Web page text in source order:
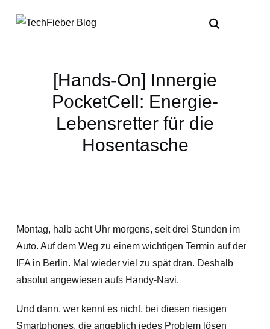
[Hands-On] Innergie
PocketCell: Energie-
Lebensretter für die
Hosentasche
Montag, halb acht Uhr morgens, seit drei Stunden im
Auto. Auf dem Weg zu einem wichtigen Termin auf der
IFA in Berlin. Mal wieder viel zu spät dran. Deshalb
absolut angewiesen aufs Handy-Navi.
Und dann, wer kennt es nicht, bei diesen riesigen
Smartphones, die angeblich jedes Problem lösen